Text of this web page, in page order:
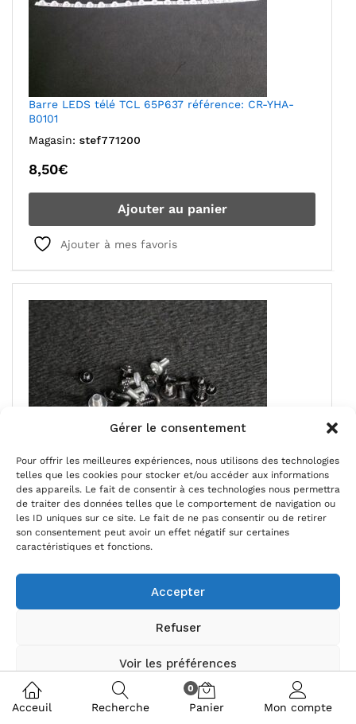
Gérer le consentement
Pour offrir les meilleures expériences, nous utilisons des technologies
telles que les cookies pour stocker et/ou accéder aux informations
des appareils. Le fait de consentir à ces technologies nous permettra
de traiter des données telles que le comportement de navigation ou
les ID uniques sur ce site. Le fait de ne pas consentir ou de retirer
son consentement peut avoir un effet négatif sur certaines
caractéristiques et fonctions.
Accepter
Refuser
Voir les préférences
Politique de cookies Politique de confidentialité
Barre LEDS télé TCL 65P637 référence: CR-YHA-
B0101
Magasin: stef771200
8,50€
Ajouter au panier
Ajouter à mes favoris
Ensemble vis télé TCL 55P631
Ajouter au panier
Ajouter à mes favoris
Acceuil Recherche
0
Panier Mon compte